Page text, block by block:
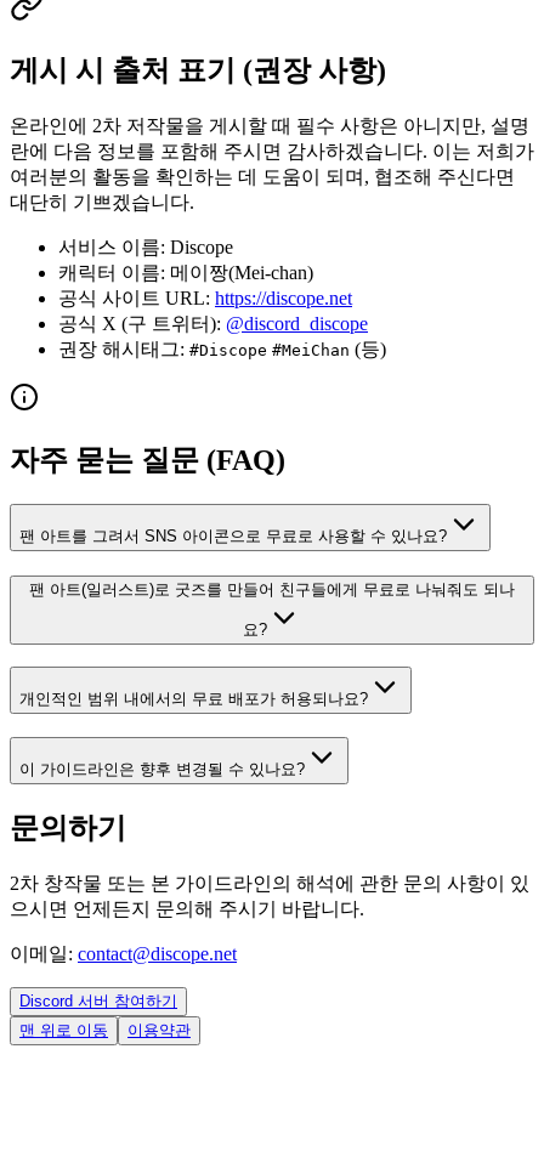
게시 시 출처 표기 (권장 사항)
온라인에 2차 저작물을 게시할 때 필수 사항은 아니지만, 설명
란에 다음 정보를 포함해 주시면 감사하겠습니다. 이는 저희가
여러분의 활동을 확인하는 데 도움이 되며, 협조해 주신다면
대단히 기쁘겠습니다.
서비스 이름: Discope
캐릭터 이름: 메이짱(Mei-chan)
공식 사이트 URL: https://discope.net
공식 X (구 트위터): @discord_discope
권장 해시태그: #Discope #MeiChan (등)
자주 묻는 질문 (FAQ)
팬 아트를 그려서 SNS 아이콘으로 무료로 사용할 수 있나요?
팬 아트(일러스트)로 굿즈를 만들어 친구들에게 무료로 나눠줘도 되나
요?
개인적인 범위 내에서의 무료 배포가 허용되나요?
이 가이드라인은 향후 변경될 수 있나요?
문의하기
2차 창작물 또는 본 가이드라인의 해석에 관한 문의 사항이 있
으시면 언제든지 문의해 주시기 바랍니다.
이메일: contact@discope.net
Discord 서버 참여하기
맨 위로 이동
이용약관